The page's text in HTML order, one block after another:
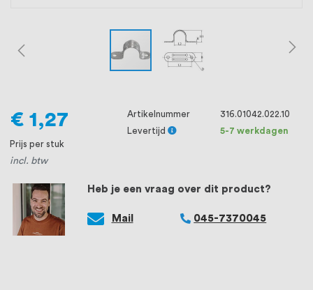
Heb je een vraag over dit product?
Mail 045-7370045
€ 1,27
Prijs per stuk
incl. btw
Artikelnummer
316.01042.022.10
Levertijd
5-7 werkdagen